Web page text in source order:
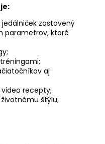
zostavený
parametrov, ktoré
aj
recepty;
štýlu;